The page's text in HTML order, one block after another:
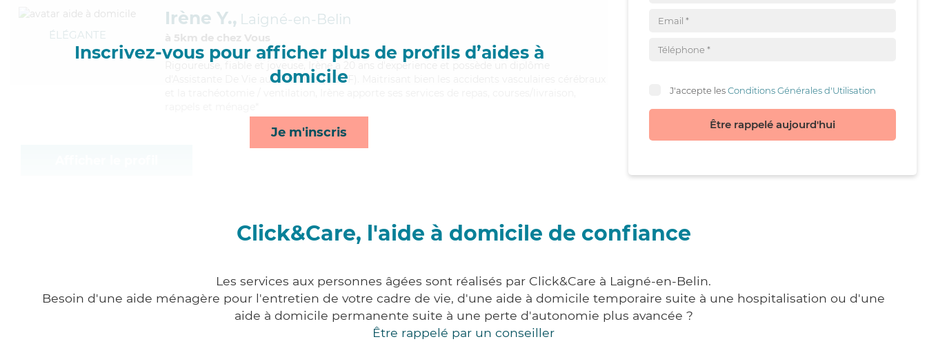
Inscrivez-vous pour afficher plus de profils d’aides à
domicile
Je m'inscris
ÉLÉGANTE
Irène Y., Laigné-en-Belin
à 5km de chez Vous
Rigoureuse
, fiable et joyeuse, Irène a 20 ans d'expérience et possède un diplôme
d'Assistante De Vie aux Familles (ADVF). Maitrisant bien les accidents vasculaires cérébraux
J'accepte lesConditions Générales d'Utilisation
Être rappelé aujourd'hui
Click&Care, l'aide à domicile de confiance
Les services aux personnes âgées sont réalisés par Click&Care à Laigné-en-Belin.
Besoin d'une aide ménagère pour l'entretien de votre cadre de vie, d'une aide à domicile temporaire suite à une hospitalisation ou d'une
aide à domicile permanente suite à une perte d'autonomie plus avancée ?
Être rappelé par un conseiller